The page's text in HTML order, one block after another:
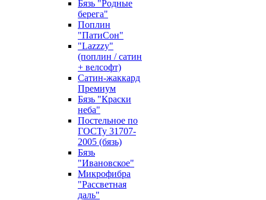
Бязь "Родные
берега"
Поплин
"ПатиСон"
"Lazzzy"
(поплин / сатин
+ велсофт)
Сатин-жаккард
Премиум
Бязь "Краски
неба"
Постельное по
ГОСТу 31707-
2005 (бязь)
Бязь
"Ивановское"
Микрофибра
"Рассветная
даль"